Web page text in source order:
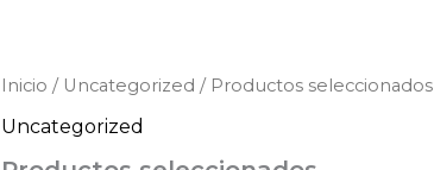
Inicio / Uncategorized / Productos seleccionados
Uncategorized
Productos
cantidad